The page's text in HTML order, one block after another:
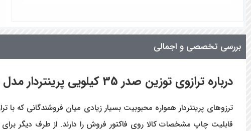
بررسی تخصصی و اجمالی
درباره ترازوی توزین صدر 35 کیلویی پرینتردار مدل Vista Plus